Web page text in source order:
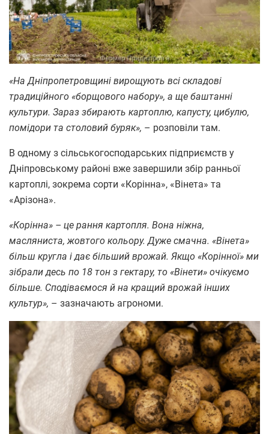
«На Дніпропетровщині вирощують всі складові
традиційного «борщового набору», а ще баштанні
культури. Зараз збирають картоплю, капусту, цибулю,
помідори та столовий буряк», – розповіли там.
В одному з сільськогосподарських підприємств у
Дніпровському районі вже завершили збір ранньої
картоплі, зокрема сорти «Корінна», «Вінета» та
«Арізона».
«Корінна» – це рання картопля. Вона ніжна,
масляниста, жовтого кольору. Дуже смачна. «Вінета»
більш кругла і дає більший врожай. Якщо «Корінної» ми
зібрали десь по 18 тон з гектару, то «Вінети» очікуємо
більше. Сподіваємося й на кращий врожай інших
культур», – зазначають агрономи.